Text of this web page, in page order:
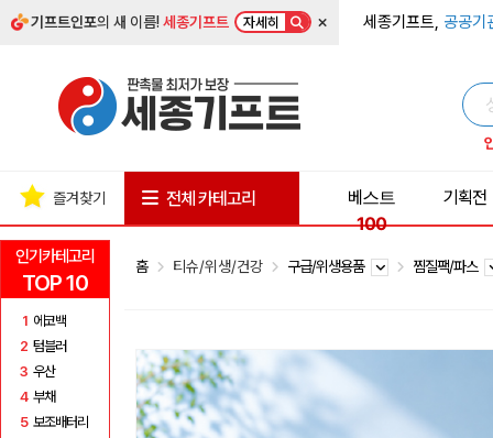
기프트인포의 새 이름!세종기프트 자세히 × 세종기프트, 공공기
인기카테고리
TOP 10
1 에코백
2 텀블러
3 우산
4 부채
5 보조배터리
즐겨찾기 전체 카테고리
베스트
100
기획전
홈 티슈/위생/건강 구급/위생용품 찜질팩/파스